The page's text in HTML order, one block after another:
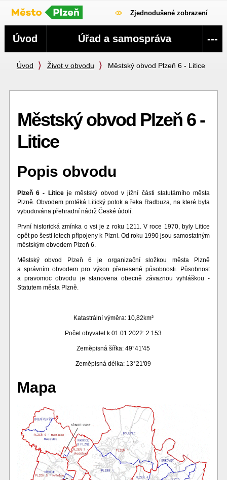
Zjednodušené zobrazení
Úvod Život v obvodu Městský obvod Plzeň 6 - Litice
Městský obvod Plzeň 6 -
Litice
Popis obvodu
Plzeň 6 - Liticeje městský obvod v jižní části statutárního města
Plzně. Obvodem protéká Litický potok a řeka Radbuza, na které byla
vybudována přehradní nádrž České údolí.
První historická zmínka o vsi je z roku 1211. V roce 1970, byly Litice
opět po šesti letech připojeny k Plzni. Od roku 1990 jsou samostatným
městským obvodem Plzeň 6.
Městský obvod Plzeň 6 je organizační složkou města Plzně
a správním obvodem pro výkon přenesené působnosti. Působnost
a pravomoc obvodu je stanovena obecně závaznou vyhláškou -
Statutem města Plzně.
Katastrální výměra: 10,82km²
Počet obyvatel k 01.01.2022: 2 153
Zeměpisná šířka: 49°41'45
Zeměpisná délka: 13°21'09
Mapa
Navigace
Úvod Úřad a samospráva ---